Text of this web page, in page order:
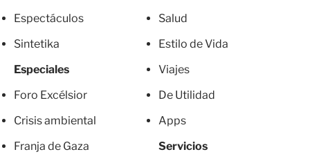
Espectáculos
Sintetika
Especiales
Foro Excélsior
Crisis ambiental
Franja de Gaza
Salud
Estilo de Vida
Viajes
De Utilidad
Apps
Servicios